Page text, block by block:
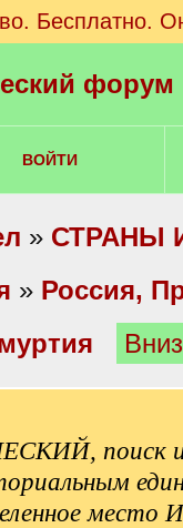
Бесплатно.
ВОЙТИ
» СТРАНЫ
» Россия,
поиск